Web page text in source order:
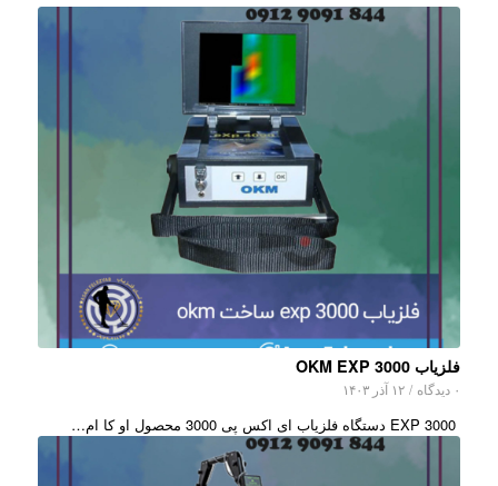
فلزیاب OKM EXP 3000
۰ دیدگاه / ۱۲ آذر ۱۴۰۳